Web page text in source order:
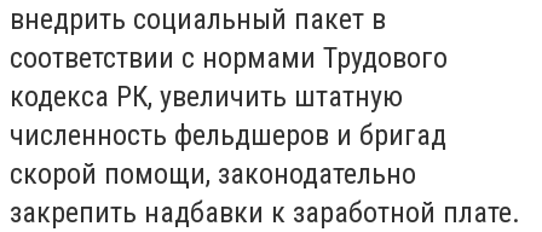
внедрить социальный пакет в
соответствии с нормами Трудового
кодекса РК, увеличить штатную
численность фельдшеров и бригад
скорой помощи, законодательно
закрепить надбавки к заработной плате.